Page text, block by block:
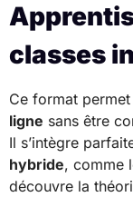
classes
Ce format
ligne sans être
Il s’intègre
hybride, comme
découvre la